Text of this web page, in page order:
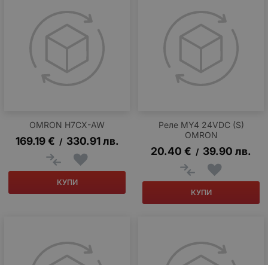
OMRON H7CX-AW
169.19 € / 330.91 лв.
КУПИ
Реле MY4 24VDC (S)
OMRON
20.40 € / 39.90 лв.
КУПИ